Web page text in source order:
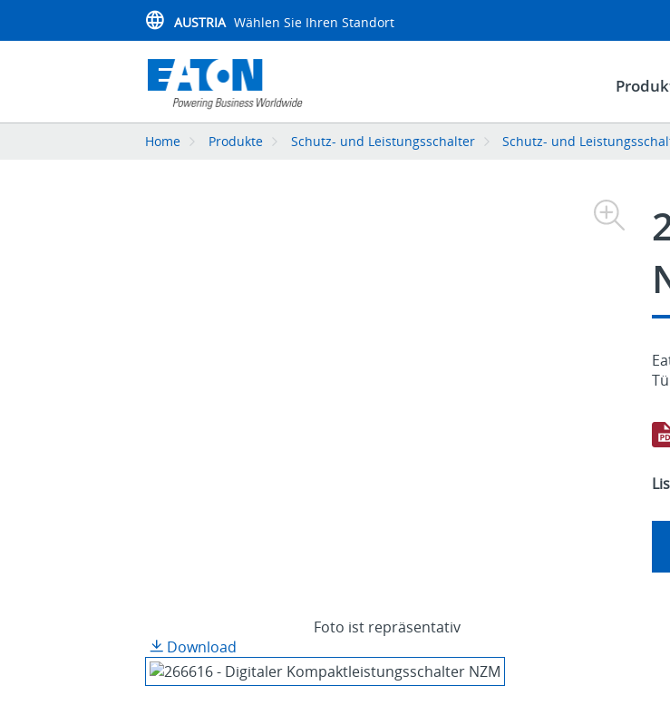
AUSTRIA Wählen Sie Ihren Standort
Home Produkte Schutz- und Leistungsschalter Schutz- und
Foto ist repräsentativ
Download